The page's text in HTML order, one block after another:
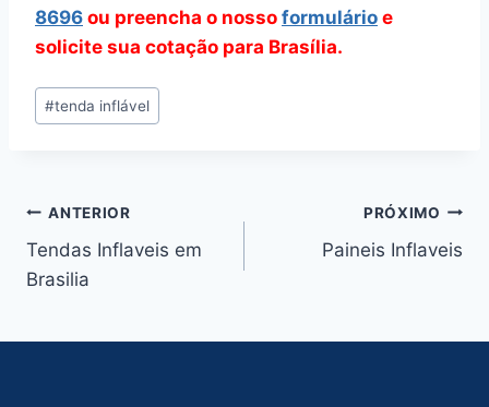
8696 ou preencha o nosso formulário e
solicite sua cotação para Brasília.
Tags
do
#tenda inflável
Navegação
de
ANTERIOR
Tendas Inflaveis em
Brasilia
PRÓXIMO
Paineis Inflaveis